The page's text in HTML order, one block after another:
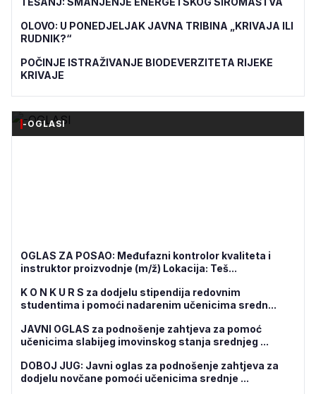
OLOVO: U PONEDJELJAK JAVNA TRIBINA „KRIVAJA ILI
RUDNIK?“
POČINJE ISTRAŽIVANJE BIODEVERZITETA RIJEKE
KRIVAJE
-OGLASI
OGLAS ZA POSAO: Međufazni kontrolor kvaliteta i
instruktor proizvodnje (m/ž) Lokacija: Teš...
K O N K U R S za dodjelu stipendija redovnim
studentima i pomoći nadarenim učenicima sredn...
JAVNI OGLAS za podnošenje zahtjeva za pomoć
učenicima slabijeg imovinskog stanja srednjeg ...
DOBOJ JUG: Javni oglas za podnošenje zahtjeva za
dodjelu novčane pomoći učenicima srednje ...